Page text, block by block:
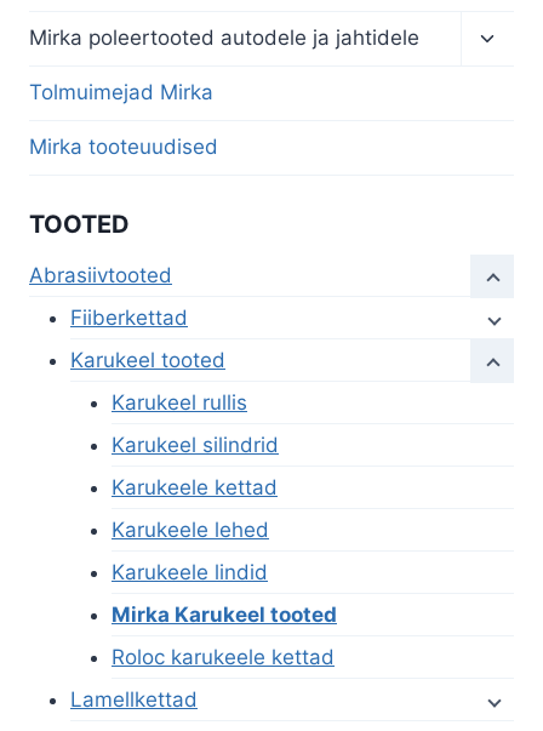
Mirka poleertooted autodele ja jahtidele
Tolmuimejad Mirka
Mirka tooteuudised
TOOTED
Abrasiivtooted
Fiiberkettad
Karukeel tooted
Karukeel rullis
Karukeel silindrid
Karukeele kettad
Karukeele lehed
Karukeele lindid
Mirka Karukeel tooted
Roloc karukeele kettad
Lamellkettad